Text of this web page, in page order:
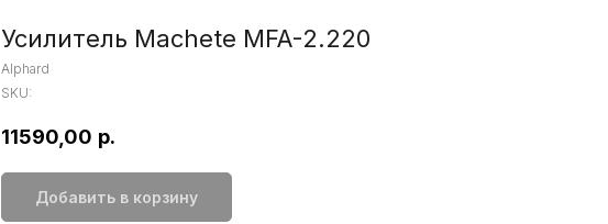
Усилитель Machete MFA-2.220
Alphard
SKU:
11590,00 р.
Добавить в корзину